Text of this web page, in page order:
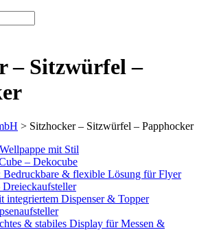
– Sitzwürfel –
> Sitzhocker – Sitzwürfel – Papphocker
mit Stil
– Dekocube
Bedruckbare & flexible Lösung für Flyer
integriertem Dispenser & Topper
& stabiles Display für Messen &